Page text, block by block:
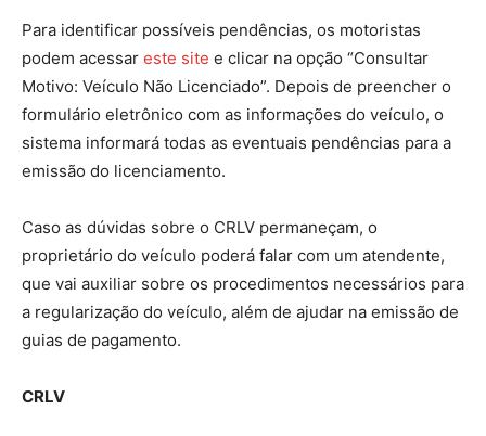
Para identificar possíveis pendências, os motoristas
podem acessar este site e clicar na opção “Consultar
Motivo: Veículo Não Licenciado”. Depois de preencher o
formulário eletrônico com as informações do veículo, o
sistema informará todas as eventuais pendências para a
emissão do licenciamento.
Caso as dúvidas sobre o CRLV permaneçam, o
proprietário do veículo poderá falar com um atendente,
que vai auxiliar sobre os procedimentos necessários para
a regularização do veículo, além de ajudar na emissão de
guias de pagamento.
CRLV